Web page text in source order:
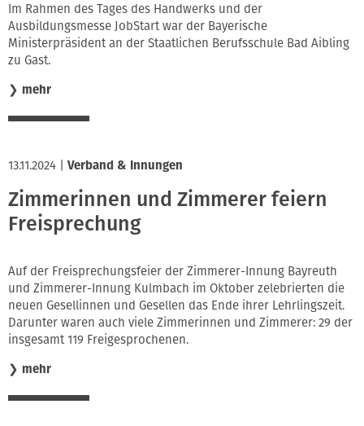
Im Rahmen des Tages des Handwerks und der
Ausbildungsmesse JobStart war der Bayerische
Ministerpräsident an der Staatlichen Berufsschule Bad Aibling
zu Gast.
❯ mehr
13.11.2024 Verband & Innungen
Zimmerinnen und Zimmerer feiern
Freisprechung
Auf der Freisprechungsfeier der Zimmerer-Innung Bayreuth
und Zimmerer-Innung Kulmbach im Oktober zelebrierten die
neuen Gesellinnen und Gesellen das Ende ihrer Lehrlingszeit.
Darunter waren auch viele Zimmerinnen und Zimmerer: 29 der
insgesamt 119 Freigesprochenen.
❯ mehr